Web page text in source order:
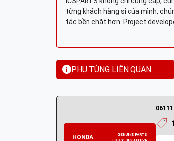
từng khách hàng sỉ của mình,
tác bền chặt hơn. Project
PHỤ TÙNG LIÊN QUAN